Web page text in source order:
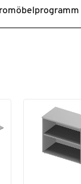
mm x H 730 mm